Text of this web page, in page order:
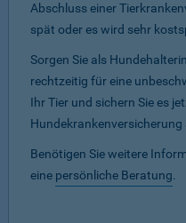
Abschluss einer
spät oder es wird sehr
Sorgen Sie als
rechtzeitig für eine
Ihr Tier und sichern Sie es
Hundekrankenversicherung
Benötigen Sie weitere
eine persönliche Beratung.